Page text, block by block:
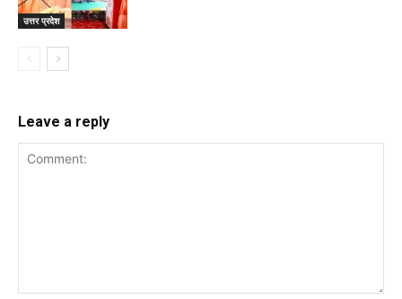
उत्तर प्रदेश
Leave a reply